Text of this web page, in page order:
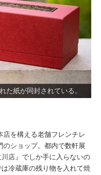
円。季節で異なる具にも
た紙が同封されている。
店を構える老舗フレンチレ
のショップ。都内で数軒展
店』でしか手に入らないの
冷蔵庫の残り物を入れて焼